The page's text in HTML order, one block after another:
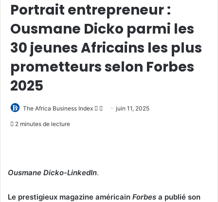
Portrait entrepreneur :
Ousmane Dicko parmi les
30 jeunes Africains les plus
prometteurs selon Forbes
2025
The Africa Business Index
Follow
Envoyerjuin 11, 2025
2 minutes de lecture
Ousmane Dicko-LinkedIn.
Le prestigieux magazine américain Forbes a publié son